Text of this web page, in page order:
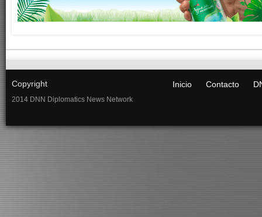
Copyright
2014 DNN Diplomatics News Network
Inicio Contacto